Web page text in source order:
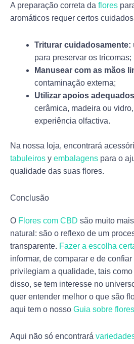
A preparação correta da flores
aromáticos requer certos
Triturar cuidadosamente:
para preservar os tricomas;
Manusear com as mãos
contaminação externa;
Utilizar apoios
cerâmica, madeira ou
experiência olfactiva.
Na nossa loja, encontrará
tabuleiros y embalagens para o
qualidade das suas flores.
Conclusão
O Flores com CBD são muito
natural: são o reflexo de um
transparente. Fazer a escolha
informar, de comparar e de
privilegiam a qualidade, tais como
disso, se tem interesse no
quer entender melhor o que são
aqui tem o nosso Guia sobre
Aqui não só encontrará